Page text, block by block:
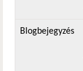
Blogbejegyzés